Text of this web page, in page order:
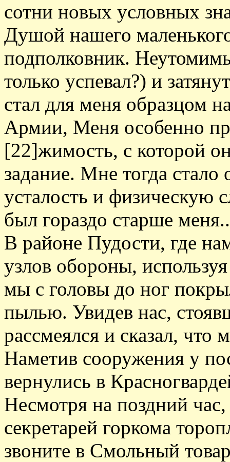
сотни новых условных
Душой нашего
подполковник.
только успевал?) и
стал для меня образцом
Армии, Меня особенно
[22]жимость, с которой
задание. Мне тогда стало
усталость и физическую
был гораздо старше
В районе Пудости, где
узлов обороны,
мы с головы до ног
пылью. Увидев нас,
рассмеялся и сказал,
Наметив сооружения у
вернулись в
Несмотря на поздний
секретарей горкома
звоните в Смольный